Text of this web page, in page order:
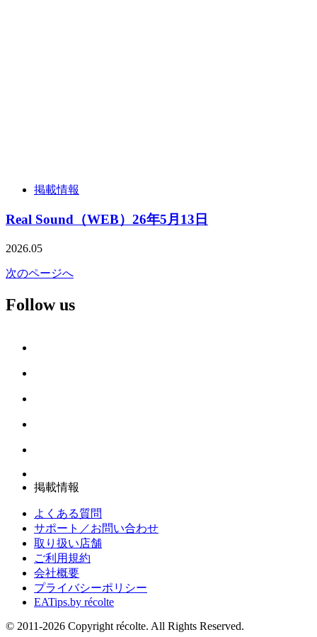
掲載情報
Real Sound（WEB）26年5月13日
2026.05
次のページへ
Follow us
掲載情報
よくある質問
サポート／お問い合わせ
取り扱い店舗
ご利用規約
会社概要
プライバシーポリシー
EATips.by récolte
© 2011-2026 Copyright récolte. All Rights Reserved.